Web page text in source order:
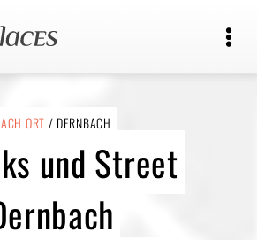
ORT / DERNBACH
und Street